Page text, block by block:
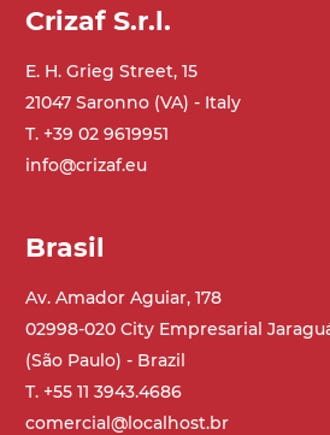
Crizaf S.r.l.
E. H. Grieg Street, 15
21047 Saronno (VA) - Italy
T. +39 02 9619951
info@crizaf.eu
Brasil
Av. Amador Aguiar, 178
02998-020 City Empresarial
(São Paulo) - Brazil
T. +55 11 3943.4686
comercial@localhost.br